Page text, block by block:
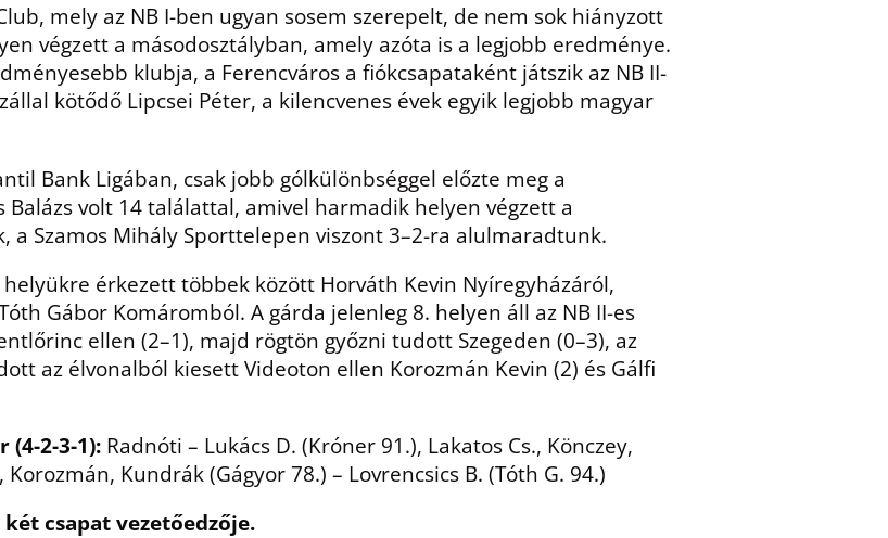
mely az NB I-ben ugyan sosem szerepelt, de nem sok hiányzott
végzett a másodosztályban, amely azóta is a legjobb eredménye.
klubja, a Ferencváros a fiókcsapataként játszik az NB II-
kötődő Lipcsei Péter, a kilencvenes évek egyik legjobb magyar
Bank Ligában, csak jobb gólkülönbséggel előzte meg a
volt 14 találattal, amivel harmadik helyen végzett a
Szamos Mihály Sporttelepen viszont 3–2-ra alulmaradtunk.
érkezett többek között Horváth Kevin Nyíregyházáról,
Gábor Komáromból. A gárda jelenleg 8. helyen áll az NB II-es
ellen (2–1), majd rögtön győzni tudott Szegeden (0–3), az
az élvonalból kiesett Videoton ellen Korozmán Kevin (2) és Gálfi
2-3-1): Radnóti – Lukács D. (Króner 91.), Lakatos Cs., Könczey,
Kundrák (Gágyor 78.) – Lovrencsics B. (Tóth G. 94.)
csapat vezetőedzője.